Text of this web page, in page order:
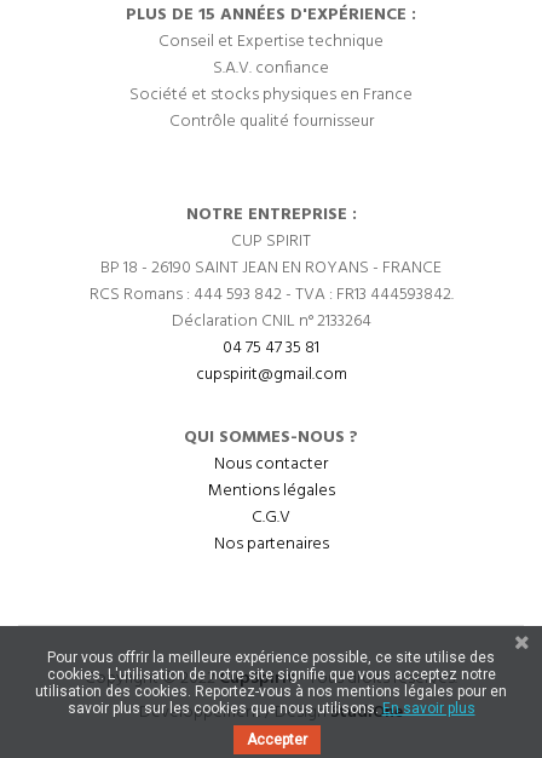
PLUS DE 15 ANNÉES D'EXPÉRIENCE :
Conseil et Expertise technique
S.A.V. confiance
Société et stocks physiques en France
Contrôle qualité fournisseur
NOTRE ENTREPRISE :
CUP SPIRIT
BP 18 - 26190 SAINT JEAN EN ROYANS - FRANCE
RCS Romans : 444 593 842 - TVA : FR13 444593842.
Déclaration CNIL n° 2133264
04 75 47 35 81
cupspirit@gmail.com
QUI SOMMES-NOUS ?
Nous contacter
Mentions légales
C.G.V
Nos partenaires
Copyright © 2022CupSpirit- Tous droits réservés.
Développement / DesignStudiOne
Pour vous offrir la meilleure expérience possible, ce site utilise des
cookies. L'utilisation de notre site signifie que vous acceptez notre
utilisation des cookies. Reportez-vous à nos mentions légales pour en
savoir plus sur les cookies que nous utilisons.En savoir plus
Accepter